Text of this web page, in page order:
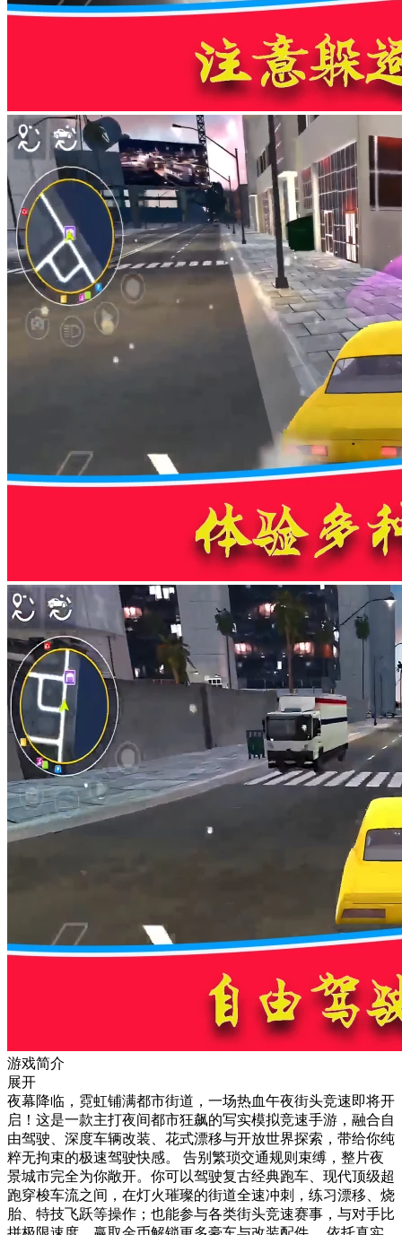
游戏简介
展开
夜幕降临，霓虹铺满都市街道，一场热血午夜街头竞速即将开
启！这是一款主打夜间都市狂飙的写实模拟竞速手游，融合自
由驾驶、深度车辆改装、花式漂移与开放世界探索，带给你纯
粹无拘束的极速驾驶快感。 告别繁琐交通规则束缚，整片夜
景城市完全为你敞开。你可以驾驶复古经典跑车、现代顶级超
跑穿梭车流之间，在灯火璀璨的街道全速冲刺，练习漂移、烧
胎、特技飞跃等操作；也能参与各类街头竞速赛事，与对手比